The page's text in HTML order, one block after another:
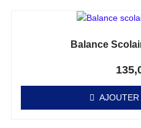
Balance
AJOUTER